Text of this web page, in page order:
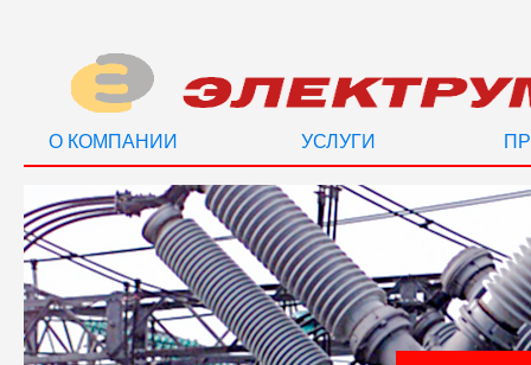
О КОМПАНИИ УСЛУГИ